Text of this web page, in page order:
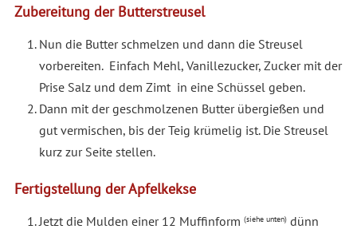
Zubereitung der Butterstreusel
Nun die Butter schmelzen und dann die Streusel
vorbereiten. Einfach Mehl, Vanillezucker, Zucker mit der
Prise Salz und dem Zimt in eine Schüssel geben.
Dann mit der geschmolzenen Butter übergießen und
gut vermischen, bis der Teig krümelig ist. Die Streusel
kurz zur Seite stellen.
Fertigstellung der Apfelkekse
Jetzt die Mulden einer 12 Muffinform (siehe unten)dünn